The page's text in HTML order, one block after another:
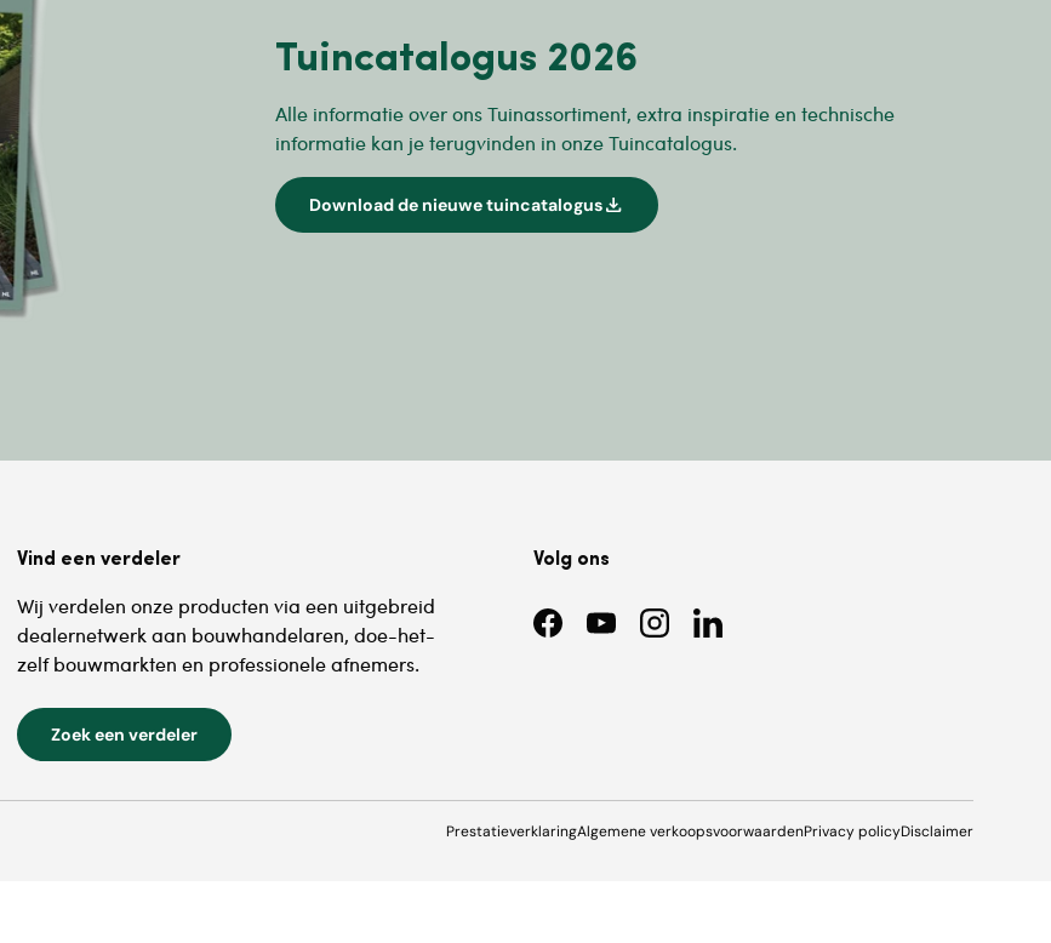
Tuincatalogus 2026
Alle informatie over ons Tuinassortiment, extra inspiratie en technische
informatie kan je terugvinden in onze Tuincatalogus.
Download de nieuwe tuincatalogusdownload
Vind een verdeler
Wij verdelen onze producten via een uitgebreid
dealernetwerk aan bouwhandelaren, doe-het-
zelf bouwmarkten en professionele afnemers.
Zoek een verdeler
Volg ons
FacebookYouTubeInstagramLinkedIn
PrestatieverklaringAlgemene verkoopsvoorwaardenPrivacy policyDisclaimer